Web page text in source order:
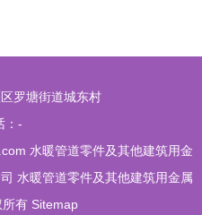
罗塘街道城东村
：-
水暖管道零件及其他建筑用金
水暖管道零件及其他建筑用金属
所有 Sitemap